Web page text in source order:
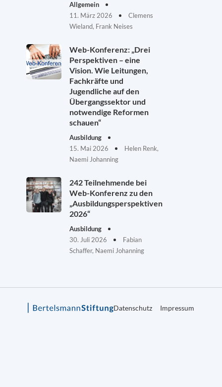
Allgemein
11. März 2026
Clemens
Wieland, Frank Neises
Web-Konferenz: „Drei
Perspektiven – eine
Vision. Wie Leitungen,
Fachkräfte und
Jugendliche auf den
Übergangssektor und
notwendige Reformen
schauen“
Ausbildung
15. Mai 2026
Helen Renk,
Naemi Johanning
242 Teilnehmende bei
Web-Konferenz zu den
„Ausbildungsperspektiven
2026“
Ausbildung
30. Juli 2026
Fabian
Schaffer, Naemi Johanning
Datenschutz Impressum